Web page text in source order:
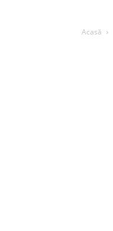
Acasă